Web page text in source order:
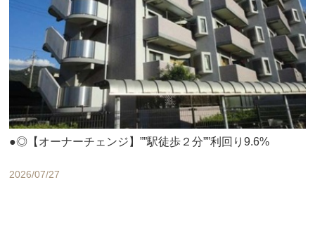
●◎【オーナーチェンジ】””駅徒歩２分””利回り9.6%
2026/07/27